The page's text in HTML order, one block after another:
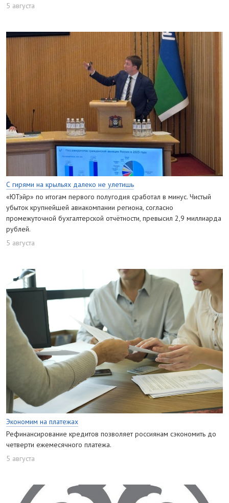
5 августа
С гирями на крыльях далеко не улетишь
«ЮТэйр» по итогам первого полугодия сработал в минус. Чистый
убыток крупнейшей авиакомпании региона, согласно
промежуточной бухгалтерской отчётности, превысил 2,9 миллиарда
рублей.
5 августа
Экономим на платежах
Рефинансирование кредитов позволяет россиянам сэкономить до
четверти ежемесячного платежа.
5 августа